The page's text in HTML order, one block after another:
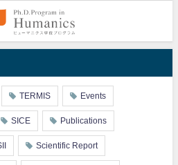
TERMIS Events
SICE Publications
Scientific Report